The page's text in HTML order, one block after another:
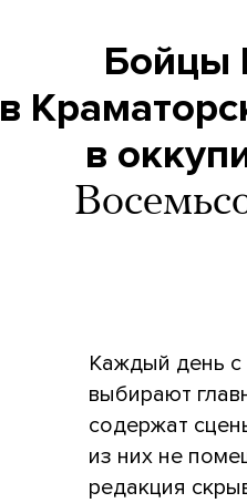
Бойцы
в
в
Каждый день с
выбирают
содержат
из них не
редакция